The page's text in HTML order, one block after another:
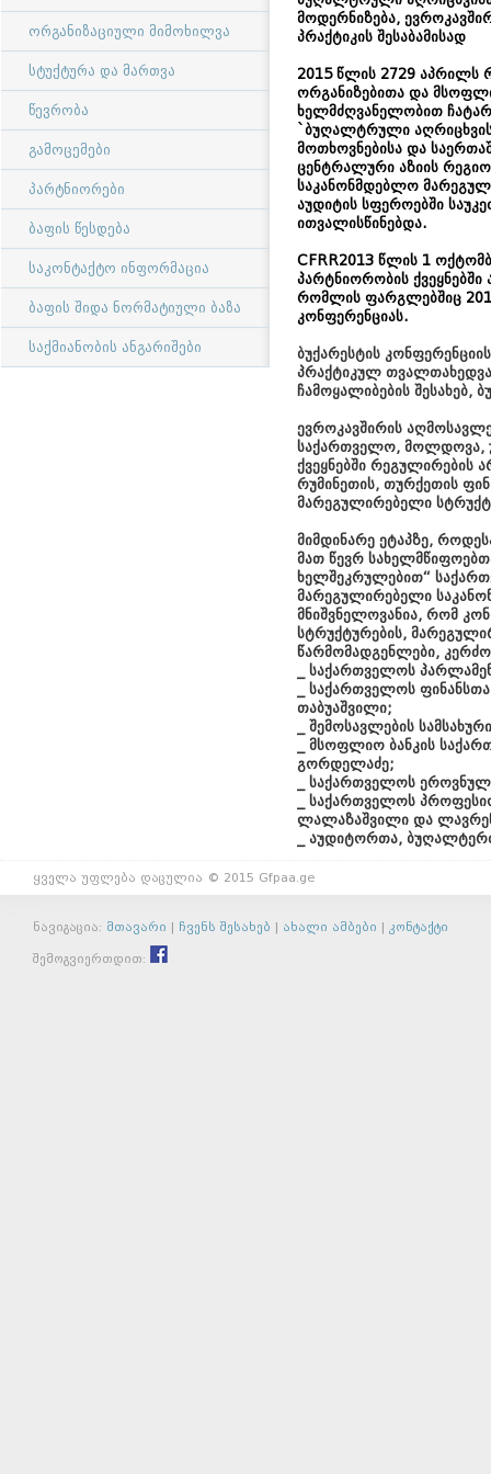
ორგანიზაციული მიმოხილვა
სტუქტურა და მართვა
წევრობა
გამოცემები
პარტნიორები
ბაფის წესდება
საკონტაქტო ინფორმაცია
ბაფის შიდა ნორმატიული ბაზა
საქმიანობის ანგარიშები
მოდერნიზება,
პრაქტიკის შესაბამისად
2015 წლის 2729 აპრილს
ორგანიზებითა და
ხელმძღვანელობით
`ბუღალტრული
მოთხოვნებისა და
ცენტრალური აზიის
საკანონმდებლო
აუდიტის სფეროებში
ითვალისწინებდა.
CFRR2013 წლის 1
პარტნიორობის ქვეყნებში
რომლის ფარგლებშიც
კონფერენციას.
ბუქარესტის
პრაქტიკულ
ჩამოყალიბების
ევროკავშირის
საქართველო, მოლდოვა,
ქვეყნებში რეგულირების
რუმინეთის, თურქეთის
მარეგულირებელი
მიმდინარე ეტაპზე,
მათ წევრ
ხელშეკრულებით“
მარეგულირებელი
მნიშვნელოვანია, რომ
სტრუქტურების,
წარმომადგენლები,
_ საქართველოს
_ საქართველოს
თაბუაშვილი;
_ შემოსავლების
_ მსოფლიო ბანკის
გორდელაძე;
_ საქართველოს
_ საქართველოს
ლალაზაშვილი და
_ აუდიტორთა,
ყველა უფლება დაცულია © 2015 Gfpaa.ge
ნავიგაცია: მთავარი | ჩვენს შესახებ | ახალი ამბები | კონტაქტი
შემოგვიერთდით: